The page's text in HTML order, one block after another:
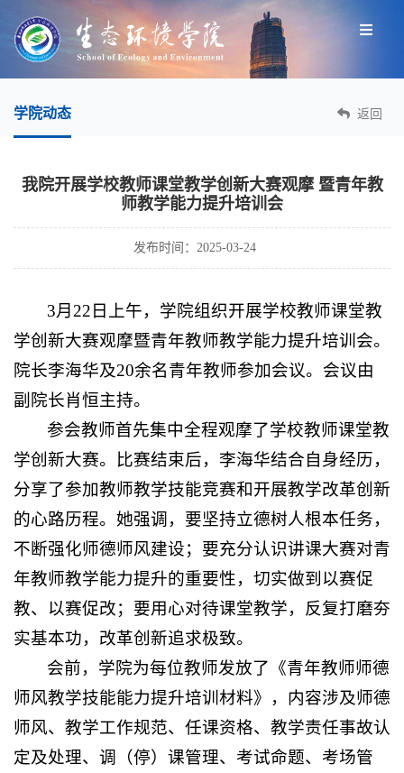
学院动态 返回
我院开展学校教师课堂教学创新大赛观摩 暨青年教
师教学能力提升培训会
发布时间：2025-03-24
3月22日上午，学院组织开展学校教师课堂教
学创新大赛观摩暨青年教师教学能力提升培训会。
院长李海华及20余名青年教师参加会议。会议由
副院长肖恒主持。
参会教师首先集中全程观摩了学校教师课堂教
学创新大赛。比赛结束后，李海华结合自身经历，
分享了参加教师教学技能竞赛和开展教学改革创新
的心路历程。她强调，要坚持立德树人根本任务，
不断强化师德师风建设；要充分认识讲课大赛对青
年教师教学能力提升的重要性，切实做到以赛促
教、以赛促改；要用心对待课堂教学，反复打磨夯
实基本功，改革创新追求极致。
会前，学院为每位教师发放了《青年教师师德
师风教学技能能力提升培训材料》，内容涉及师德
师风、教学工作规范、任课资格、教学责任事故认
定及处理、调（停）课管理、考试命题、考场管